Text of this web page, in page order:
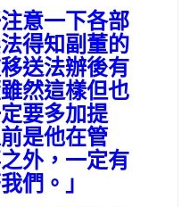
意一下各部
得知副董的
送法辦後有
然這樣但也
要多加提
是他在管
外，一定有
們。」